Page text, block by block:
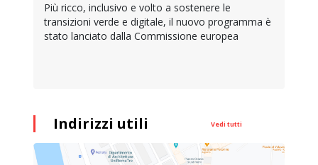
Più ricco, inclusivo e volto a sostenere le
transizioni verde e digitale, il nuovo programma è
stato lanciato dalla Commissione europea
Indirizzi utili Vedi tutti